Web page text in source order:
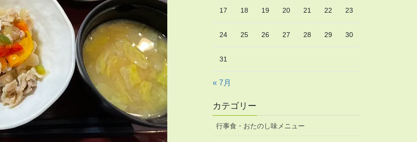
17 18 19 20 21 22 23
24 25 26 27 28 29 30
31
« 7月
カテゴリー
行事食・おたのし味メニュー